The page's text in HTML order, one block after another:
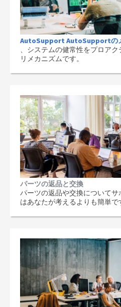
AutoSupport AutoSupportの
、システムの健常性をプロア
リメカニズムです。
パーツの返品と交換
パーツの返品や交換について
はあなたが考えるよりも簡単で